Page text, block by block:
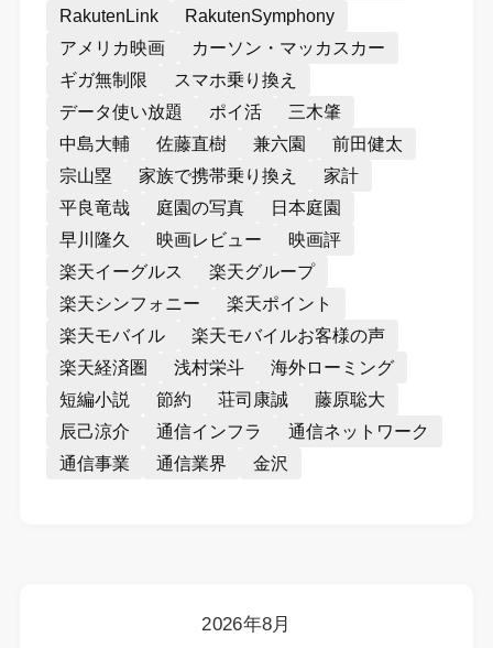
RakutenLink
RakutenSymphony
アメリカ映画
カーソン・マッカスカー
ギガ無制限
スマホ乗り換え
データ使い放題
ポイ活
三木肇
中島大輔
佐藤直樹 兼六園
前田健太
宗山塁
家族で携帯乗り換え
家計
平良竜哉
庭園の写真
日本庭園
早川隆久
映画レビュー
映画評
楽天イーグルス
楽天グループ
楽天シンフォニー
楽天ポイント
楽天モバイル
楽天モバイルお客様の声
楽天経済圏
浅村栄斗
海外ローミング
短編小説
節約 荘司康誠
藤原聡大
辰己涼介
通信インフラ
通信ネットワーク
通信事業
通信業界 金沢
2026年8月